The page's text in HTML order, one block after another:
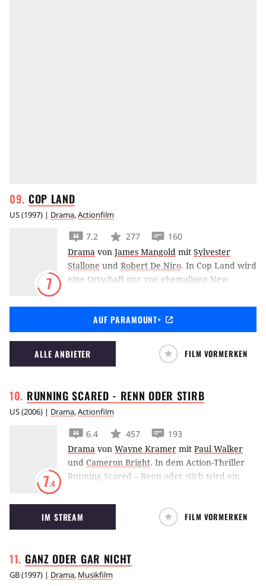
COP LAND
US(1997) | Drama,Actionfilm
7
7.2 277
160
Drama von James Mangold mit Sylvester
Stallone und Robert De Niro. In Cop Land wird
eine Ortschaft nur von ehemaligen New
ihrer Familie in Ruhe und Sicherheit leben
wollen.AUF PARAMOUNT+
ALLE ANBIETER FILM VORMERKEN
RUNNING SCARED - RENN ODER STIRB
US(2006) | Drama,Actionfilm
7.4
6.4 457
193
Drama von Wayne Kramer mit Paul Walker
und Cameron Bright. In dem Action-Thriller
Running Scared – Renn oder stirb wird ein
gejagt, als er die Tatwaffe eines Verbrechens
entwendet, die Kleingangster Paul Walker
verschwinden lassen sollte.
IM STREAM FILM VORMERKEN
GANZ ODER GAR NICHT
GB(1997) | Drama, Musikfilm